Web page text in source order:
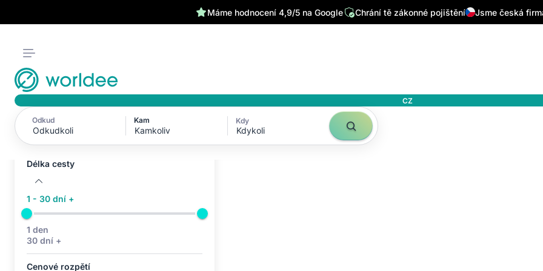
Máme hodnocení 4,9/5 na Google Chrání tě zákonné pojištění Jsme česká
CZ
Odkud Kam Kdy
Kdykoli
Aktivní filtry (0)
Žádné aktivní filtry
Délka cesty
1 - 30 dní +
1 den
30 dní +
Cenové rozpětí